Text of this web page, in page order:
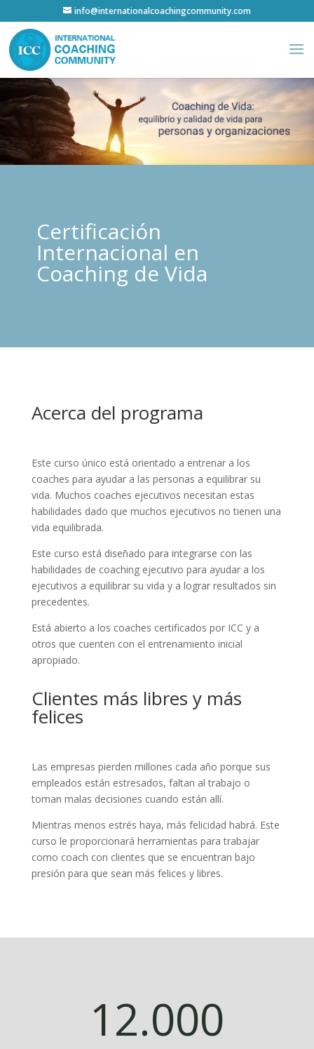
info@internationalcoachingcommunity.com
Certificación
Internacional en
Coaching de Vida
Acerca del programa
Este curso único está orientado a entrenar a los
coaches para ayudar a las personas a equilibrar su
vida. Muchos coaches ejecutivos necesitan estas
habilidades dado que muchos ejecutivos no tienen una
vida equilibrada.
Este curso está diseñado para integrarse con las
habilidades de coaching ejecutivo para ayudar a los
ejecutivos a equilibrar su vida y a lograr resultados sin
precedentes.
Está abierto a los coaches certificados por ICC y a
otros que cuenten con el entrenamiento inicial
apropiado.
Clientes más libres y más
felices
Las empresas pierden millones cada año porque sus
empleados están estresados, faltan al trabajo o
toman malas decisiones cuando están allí.
Mientras menos estrés haya, más felicidad habrá. Este
curso le proporcionará herramientas para trabajar
como coach con clientes que se encuentran bajo
presión para que sean más felices y libres.
12.000